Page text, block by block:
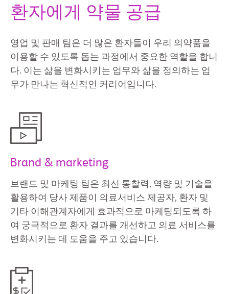
환자에게 약물 공급
영업 및 판매 팀은 더 많은 환자들이 우리 의약품을
이용할 수 있도록 돕는 과정에서 중요한 역할을 합니
다. 이는 삶을 변화시키는 업무와 삶을 정의하는 업
무가 만나는 혁신적인 커리어입니다.
Brand & marketing
브랜드 및 마케팅 팀은 최신 통찰력, 역량 및 기술을
활용하여 당사 제품이 의료서비스 제공자, 환자 및
기타 이해관계자에게 효과적으로 마케팅되도록 하
여 궁극적으로 환자 결과를 개선하고 의료 서비스를
변화시키는 데 도움을 주고 있습니다.